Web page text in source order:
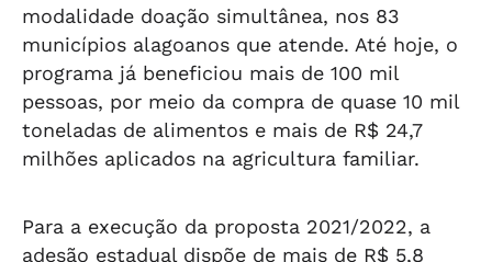
modalidade doação simultânea, nos 83
municípios alagoanos que atende. Até hoje, o
programa já beneficiou mais de 100 mil
pessoas, por meio da compra de quase 10 mil
toneladas de alimentos e mais de R$ 24,7
milhões aplicados na agricultura familiar.
Para a execução da proposta 2021/2022, a
adesão estadual dispõe de mais de R$ 5,8